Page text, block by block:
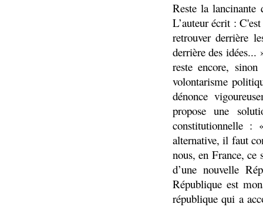
Reste la lancinante
L’auteur écrit :
retrouver derrière
derrière des
reste encore,
volontarisme
dénonce
propose une
constitutionnelle :
alternative, il faut
nous, en France,
d’une nouvelle
République est
république qui a